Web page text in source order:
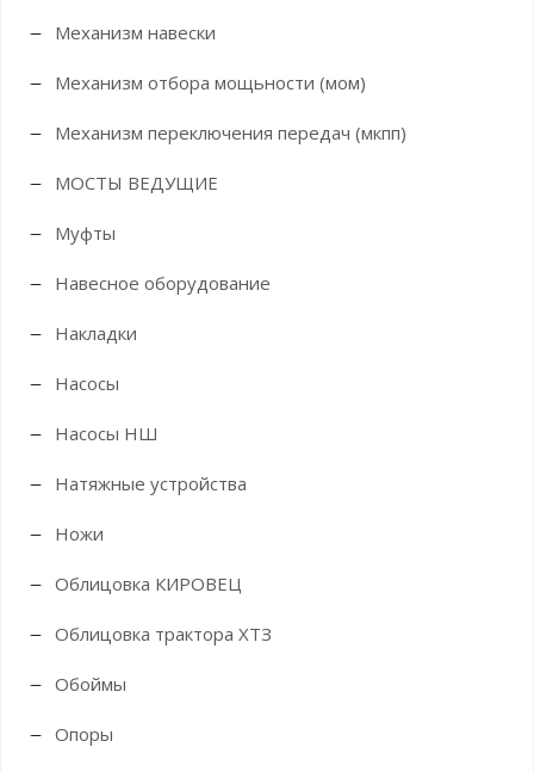
Механизм навески
Механизм отбора мощьности (мом)
Механизм переключения передач (мкпп)
МОСТЫ ВЕДУЩИЕ
Муфты
Навесное оборудование
Накладки
Насосы
Насосы НШ
Натяжные устройства
Ножи
Облицовка КИРОВЕЦ
Облицовка трактора ХТЗ
Обоймы
Опоры